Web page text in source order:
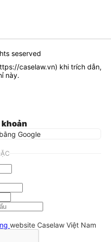
seserved
caselaw.vn) khi trích dẫn,
này.
khoản
Google
website Caselaw Việt Nam